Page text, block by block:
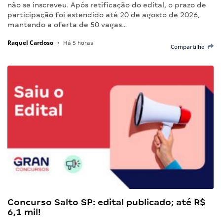
não se inscreveu. Após retificação do edital, o prazo de
participação foi estendido até 20 de agosto de 2026,
mantendo a oferta de 50 vagas…
Raquel Cardoso • Há 5 horas
Compartilhe
Concurso Salto SP: edital publicado; até R$
6,1 mil!